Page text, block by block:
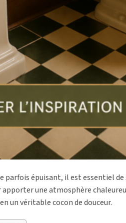
épuisant, il est essentiel de
une atmosphère
un véritable cocon de douceur.